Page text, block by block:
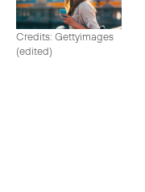
Credits: Gettyimages
(edited)